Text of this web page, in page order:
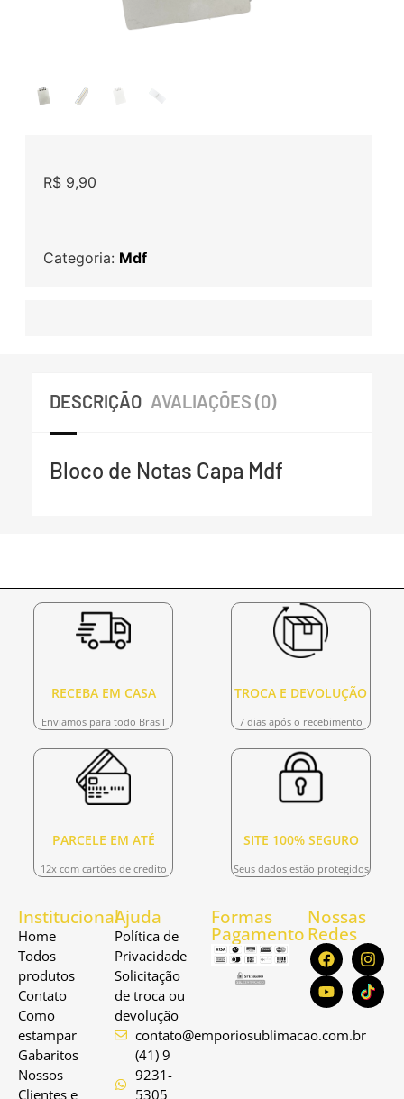
R$9,90
Categoria: Mdf
DESCRIÇÃO AVALIAÇÕES (0)
Bloco de Notas Capa Mdf
RECEBA EM CASA
Enviamos para todo Brasil
TROCA E DEVOLUÇÃO
7 dias após o recebimento
PARCELE EM ATÉ
12x com cartões de credito
SITE 100% SEGURO
Seus dados estão protegidos
Institucional
Home
Todos
produtos
Contato
Como
estampar
Gabaritos
Nossos
Clientes e
Ajuda
Política de
Privacidade
Solicitação
de troca ou
devolução
contato@emporiosublimacao.com.br
(41) 9
9231-
5305
Formas
Pagamento
Nossas
Redes